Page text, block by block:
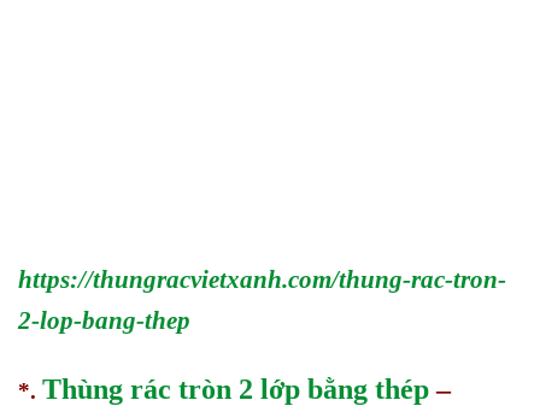
https://thungracvietxanh.com/thung-rac-tron-
2-lop-bang-thep
*. Thùng rác tròn 2 lớp bằng thép –